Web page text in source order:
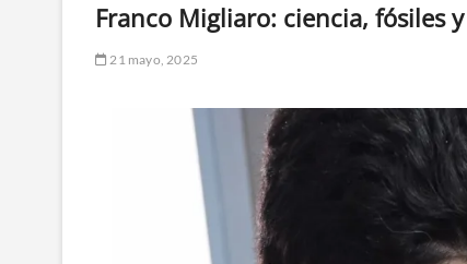
Franco Migliaro: ciencia, fósiles
21 mayo, 2025